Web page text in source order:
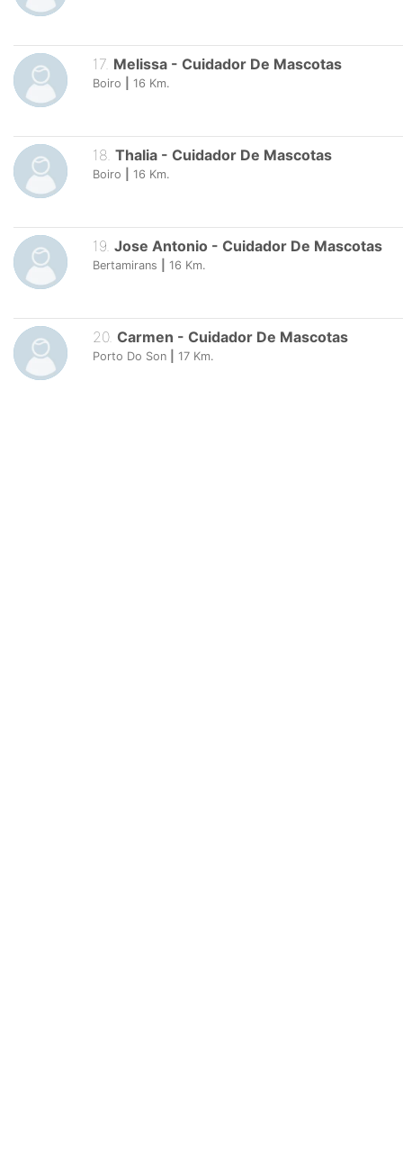
17. Melissa - Cuidador De Mascotas
Boiro 16 Km.
18. Thalia - Cuidador De Mascotas
Boiro 16 Km.
19. Jose Antonio - Cuidador De Mascotas
Bertamirans 16 Km.
20. Carmen - Cuidador De Mascotas
Porto Do Son 17 Km.